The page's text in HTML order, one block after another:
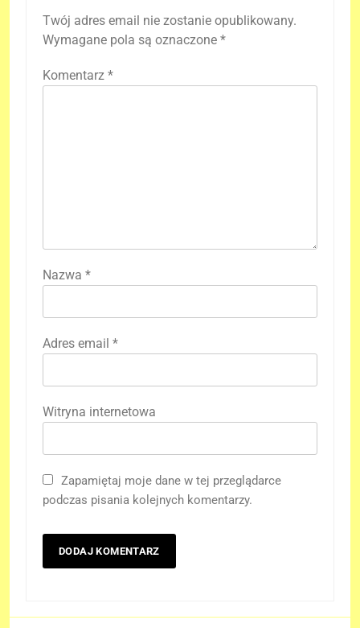
Twój adres email nie zostanie opublikowany.
Wymagane pola są oznaczone *
Komentarz *
Nazwa *
Adres email *
Witryna internetowa
Zapamiętaj moje dane w tej przeglądarce
podczas pisania kolejnych komentarzy.